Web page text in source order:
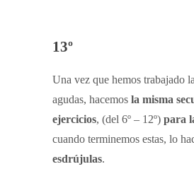
13º
Una vez que hemos trabajado
agudas, hacemos la misma
ejercicios, (del 6º – 12º) para
cuando terminemos estas, lo
esdrújulas.